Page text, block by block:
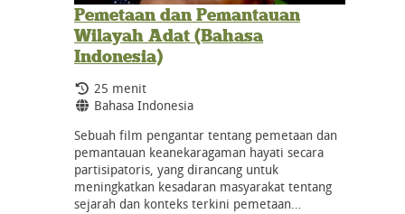
Pemetaan dan Pemantauan
Wilayah Adat (Bahasa
Indonesia)
Durasi:
25 menit
Bahasa:
Bahasa Indonesia
Sebuah film pengantar tentang pemetaan dan
pemantauan keanekaragaman hayati secara
partisipatoris, yang dirancang untuk
meningkatkan kesadaran masyarakat tentang
sejarah dan konteks terkini pemetaan…